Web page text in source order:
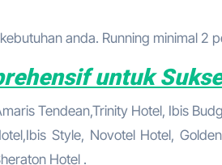
anda. Running minimal 2
untuk
Tendean,Trinity Hotel, Ibis
Style, Novotel Hotel,
Hotel .